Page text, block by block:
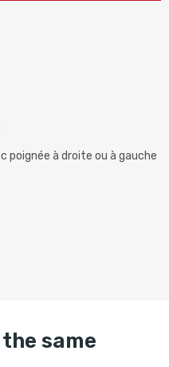
poignée à droite ou à gauche